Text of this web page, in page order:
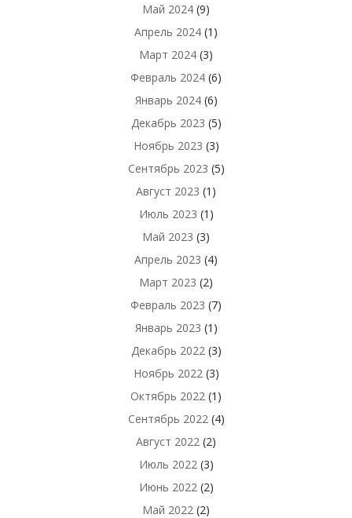
Май 2024 (9)
Апрель 2024 (1)
Март 2024 (3)
Февраль 2024 (6)
Январь 2024(6)
Декабрь 2023 (5)
Ноябрь 2023 (3)
Сентябрь 2023 (5)
Август 2023 (1)
Июль 2023 (1)
Май 2023 (3)
Апрель 2023 (4)
Март 2023 (2)
Февраль 2023 (7)
Январь 2023 (1)
Декабрь 2022(3)
Ноябрь 2022(3)
Октябрь 2022 (1)
Сентябрь 2022(4)
Август 2022 (2)
Июль 2022(3)
Июнь 2022(2)
Май 2022 (2)